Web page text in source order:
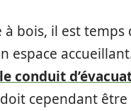
bois, il est temps
espace
le conduit
cependant être